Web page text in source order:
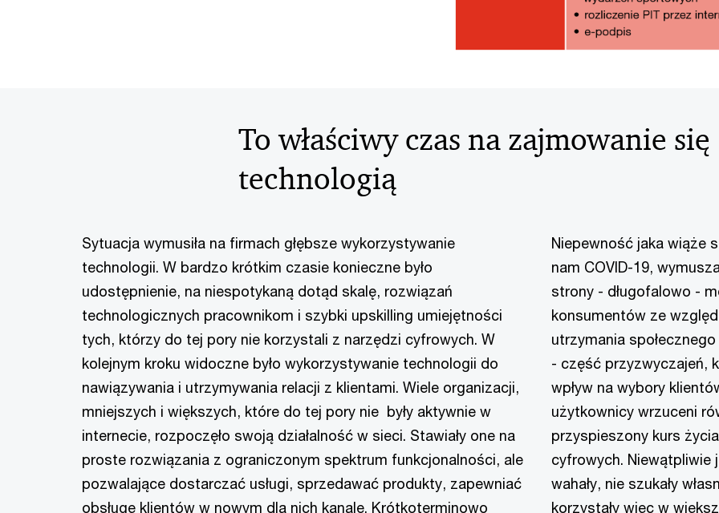
To właściwy czas na zajmowanie się
technologią
Sytuacja wymusiła na firmach głębsze wykorzystywanie
technologii. W bardzo krótkim czasie konieczne było
udostępnienie, na niespotykaną dotąd skalę, rozwiązań
technologicznych pracownikom i szybki upskilling umiejętności
tych, którzy do tej pory nie korzystali z narzędzi cyfrowych. W
kolejnym kroku widoczne było wykorzystywanie technologii do
nawiązywania i utrzymywania relacji z klientami. Wiele organizacji,
mniejszych i większych, które do tej pory nie były aktywnie w
internecie, rozpoczęło swoją działalność w sieci. Stawiały one na
proste rozwiązania z ograniczonym spektrum funkcjonalności, ale
pozwalające dostarczać usługi, sprzedawać produkty, zapewniać
obsługę klientów w nowym dla nich kanale. Krótkoterminowo
Niepewność jaka wiąże
nam COVID-19,
strony - długofalowo -
konsumentów ze
utrzymania
- część przyzwyczajeń,
wpływ na wybory
użytkownicy wrzuceni
przyspieszony kurs
cyfrowych.
wahały, nie szukały
korzystały więc w